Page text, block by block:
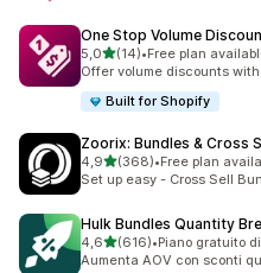
One Stop Volume
5,0stelle su 5
(14)
14 recensioni totali
•Free plan
Offer volume discounts
Built for Shopify
Zoorix: Bundles & Cross
4,9stelle su 5
(368)
368 recensioni totali
•Free plan
Set up easy - Cross Sell
Hulk Bundles Quantity
4,6stelle su 5
(616)
616 recensioni totali
•Piano gratuito
Aumenta AOV con sconti